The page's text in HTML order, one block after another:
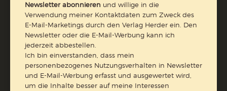
Ich bin einverstanden, dass mein personenbezogenes
Nutzungsverhalten in Newsletter und E-Mail-Werbung
erfasst und ausgewertet wird, um die Inhalte besser auf
meine Interessen auszurichten. Über einen Link in
Newsletter oder E-Mail kann ich diese Funktion jederzeit
Weiterführende Informationen finden Sie in unseren
Datenschutzhinweisen.
Newsletter abonnieren und willige in die
Verwendung meiner Kontaktdaten zum Zweck des
E-Mail-Marketings durch den Verlag Herder ein. Den
Newsletter oder die E-Mail-Werbung kann ich
jederzeit abbestellen.
Ich bin einverstanden, dass mein
personenbezogenes Nutzungsverhalten in Newsletter
und E-Mail-Werbung erfasst und ausgewertet wird,
um die Inhalte besser auf meine Interessen